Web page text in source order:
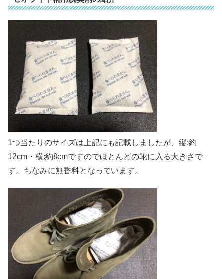
1つ当たりのサイズは上記にも記載しましたが、縦:約
12cm・横:約8cmですのでほとんどの靴に入る大きさで
す。ちなみに無香料となっています。